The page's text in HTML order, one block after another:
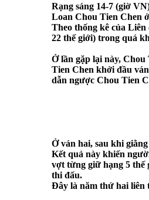
Rạng sáng 14-7 (giờ
Loan Chou Tien Chen
Theo thống kê của
22 thế giới) trong quá
Ở lần gặp lại này,
Tien Chen khởi đầu
dẫn ngược Chou Tien
Ở ván hai, sau khi
Kết quả này khiến
vợt từng giữ hạng 5 thế
thi đấu.
Đây là năm thứ hai liên